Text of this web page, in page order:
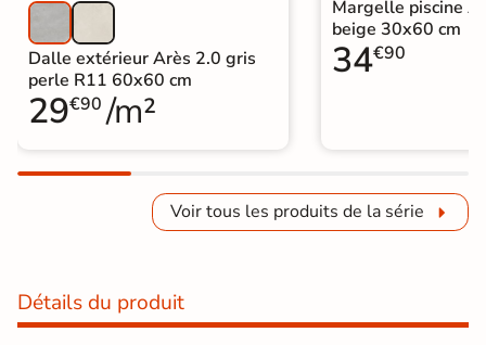
Dalle extérieur Arès 2.0 gris
perle R11 60x60 cm
29€90 /m²
Margelle piscine
beige 30x60 cm
34€90
Voir tous les produits de la série
Détails du produit